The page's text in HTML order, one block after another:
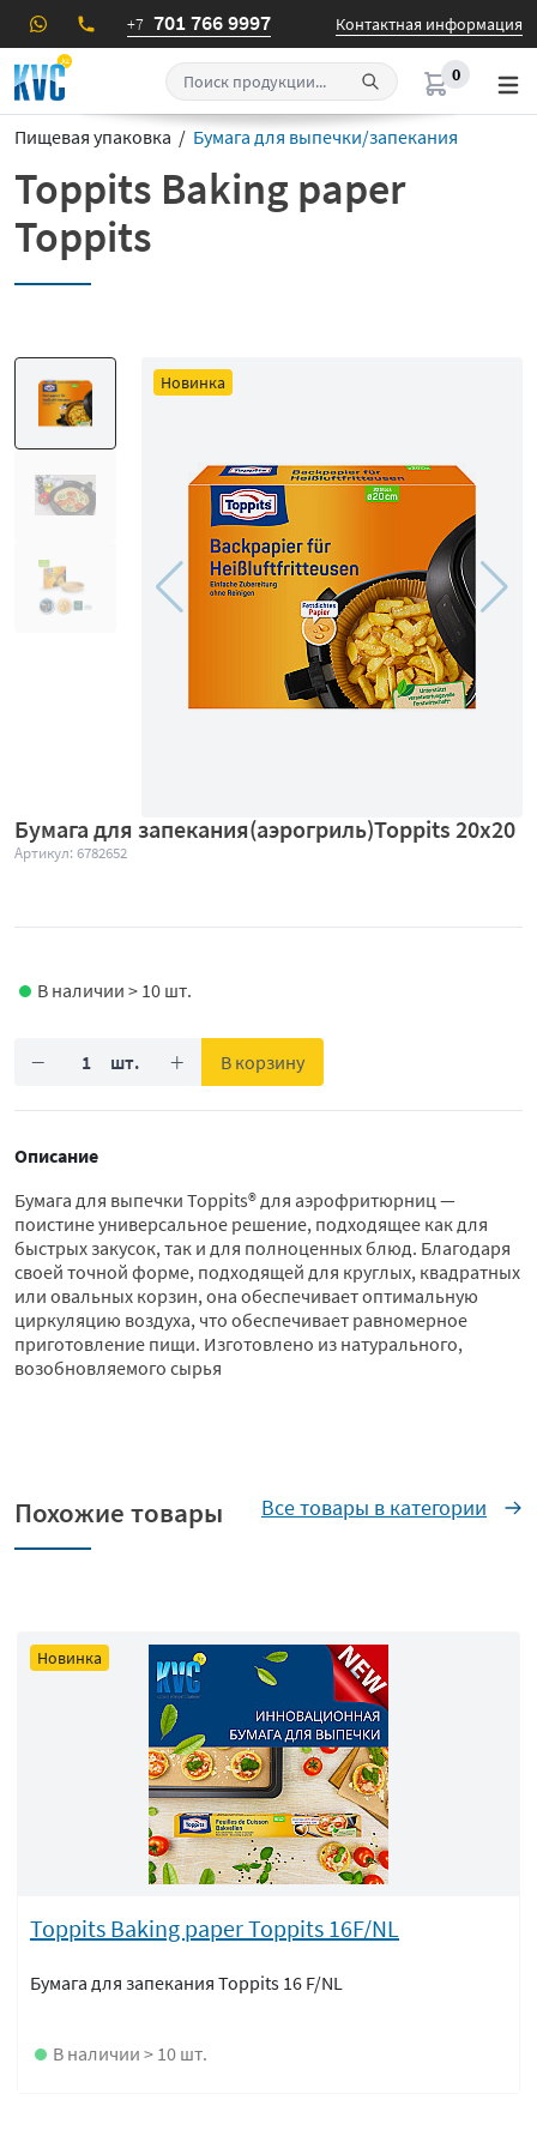
+7 701 766 9997 Контактная информация
0
Пищевая упаковка / Бумага для выпечки/запекания
Toppits Baking paper
Toppits
Новинка
Бумага для запекания(аэрогриль)Toppits 20x20
Артикул: 6782652
В наличии > 10 шт.
− + В корзину
Описание
Бумага для выпечки Toppits® для аэрофритюрниц —
поистине универсальное решение, подходящее как для
быстрых закусок, так и для полноценных блюд. Благодаря
своей точной форме, подходящей для круглых, квадратных
или овальных корзин, она обеспечивает оптимальную
циркуляцию воздуха, что обеспечивает равномерное
приготовление пищи. Изготовлено из натурального,
возобновляемого сырья
Похожие товары Все товары в категории
Новинка
Toppits Baking paper Toppits 16F/NL
Бумага для запекания Toppits 16 F/NL
В наличии > 10 шт.